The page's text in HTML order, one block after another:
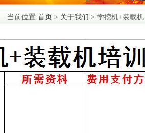
当前位置:首页 > 关于我们 > 学挖机+装载机